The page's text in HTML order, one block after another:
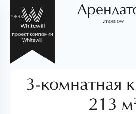
меню
.moscow
3-комнатная
213 м